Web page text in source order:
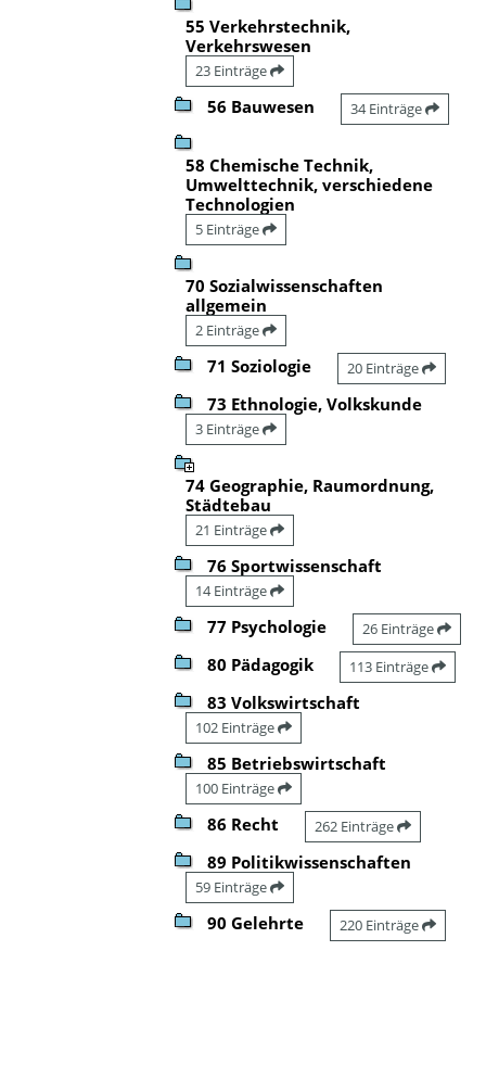
55 Verkehrstechnik,
Verkehrswesen
23 Einträge
56 Bauwesen 34 Einträge
58 Chemische Technik,
Umwelttechnik, verschiedene
Technologien
5 Einträge
70 Sozialwissenschaften
allgemein
2 Einträge
71 Soziologie 20 Einträge
73 Ethnologie, Volkskunde
3 Einträge
74 Geographie, Raumordnung,
Städtebau
21 Einträge
76 Sportwissenschaft
14 Einträge
77 Psychologie 26 Einträge
80 Pädagogik 113 Einträge
83 Volkswirtschaft
102 Einträge
85 Betriebswirtschaft
100 Einträge
86 Recht 262 Einträge
89 Politikwissenschaften
59 Einträge
90 Gelehrte 220 Einträge